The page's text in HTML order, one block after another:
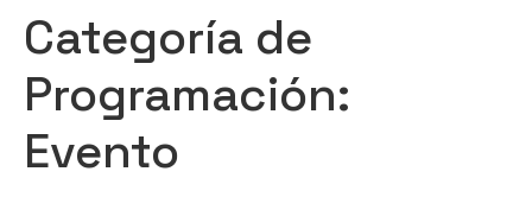
Categoría de
Programación:
Evento